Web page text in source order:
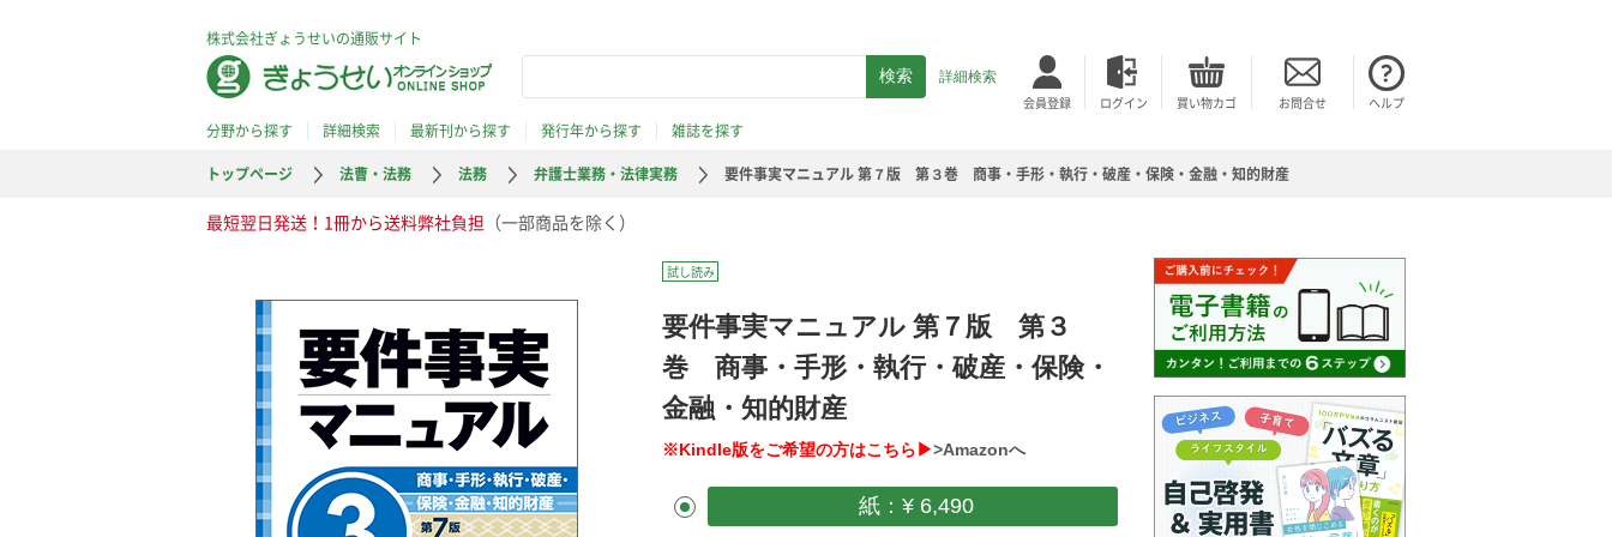
株式会社ぎょうせいの通販サイト
詳細検索
会員登録 ログイン 買い物カゴ お問合せ ヘルプ
分野から探す 詳細検索 最新刊から探す 発行年から探す
雑誌を探す
トップページ
法曹・法務 法務 弁護士業務・法律実務 要件事実マニュアル 第７版 第３巻 商事・手形・執行・破産・保険・金融・知的財産
最短翌日発送！1冊から送料弊社負担 （一部商品を除く）
試し読み
要件事実マニュアル 第７版 第３
巻 商事・手形・執行・破産・保険・
金融・知的財産
※Kindle版をご希望の方はこちら▶>Amazonへ
紙：¥ 6,490